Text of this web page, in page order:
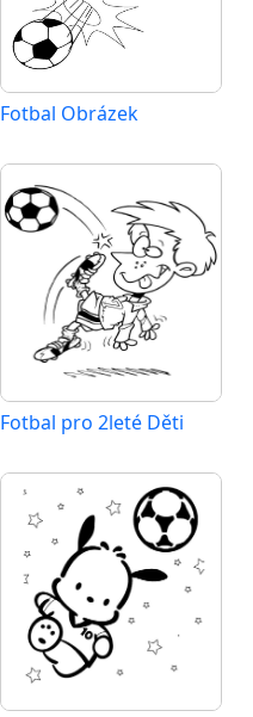
Fotbal Obrázek
Fotbal pro 2leté Děti